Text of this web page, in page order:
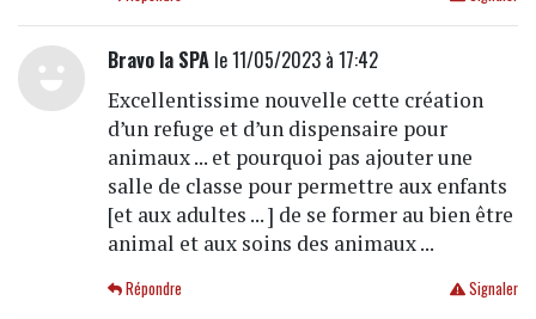
Bravo la SPAle 11/05/2023 à 17:42
Excellentissime nouvelle cette création
d’un refuge et d’un dispensaire pour
animaux ... et pourquoi pas ajouter une
salle de classe pour permettre aux enfants
[et aux adultes ... ] de se former au bien être
animal et aux soins des animaux ...
Signaler
Répondre